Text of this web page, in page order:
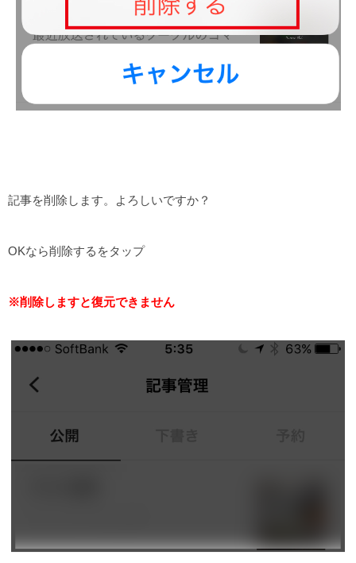
記事を削除します。よろしいですか？
OKなら削除するをタップ
※削除しますと復元できません